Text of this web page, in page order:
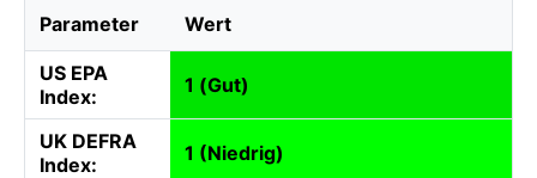
Parameter Wert
US EPA
Index:
1 (Gut)
UK DEFRA
Index:
1 (Niedrig)